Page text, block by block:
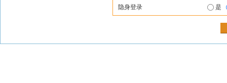
隐身登录 是